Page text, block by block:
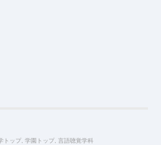
トップ 学園トップ 言語聴覚学科